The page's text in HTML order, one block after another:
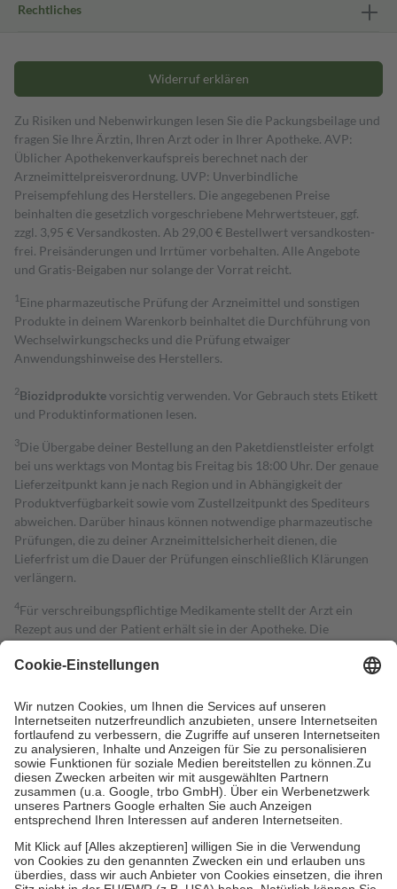
Rechtliches
Widerruf erklären
Zu Risiken und Nebenwirkungen lesen Sie die Packungsbeilage und
fragen Sie Ihre Ärztin, Ihren Arzt oder in Ihrer Apotheke. AVP:
Üblicher Apothekenverkaufspreis berechnet nach der
Arzneimittelpreisverordnung. UVP: Unverbindliche
Preisempfehlung des Herstellers. Die angegebenen Preise
beinhalten die gesetzlich vorgeschriebene Mehrwertsteuer, ggf.
zzgl. 3,95 € Versandkosten. Ab 29,00 € Bestell­wert versand­kosten­
frei. Preisänderungen und Irrtümer vorbehalten. Alle Angebote
und Gratis-Beigaben nur solange der Vorrat reicht.
1 Eine pharmazeutische Prüfung der Arzneimittel und sonstigen
Produkte in deinem Warenkorb beinhaltet die Durchführung von
Wechselwirkungschecks und die Prüfung etwaiger
Anwendungshinweise des Herstellers.
2Biozidproduktevorsichtig verwenden. Vor Gebrauch stets Etikett
und Produktinformationen lesen.
3Die Übergabe deiner Bestellung an den Paketdienstleister erfolgt
bei uns werktags von Montag bis Freitag bis 18:00 Uhr. Der genaue
Lieferzeitpunkt kann je nach Region und in Abhängigkeit der
Produktverfügbarkeit sowie vom Zustellzeitpunkt des Spediteurs
abweichen. Darüber hinaus können notwendige pharmazeutische
Prüfungen, die zu deiner Arzneimittelsicherheit dienen, die
Lieferfrist um die Dauer der Prüfungen einschließlich Klärungen
verlängern.
4Für verschreibungspflichtige Medikamente stellt der Arzt ein
Rezept aus und der Patient erhält sie in der Apotheke. Die
Kosten dafür, der Versicherte trägt einen Teil davon als Zuzahlung
Grundsätzlich leisten Mitglieder Zuzahlungen in Höhe von zehn
Prozent des Abgabepreises,mindestensjedochfünf Euround
höchstens zehn Euro.Es sind jedoch nie mehr als die tatsächlichen
Kosten der Leistung zu entrichten.
Diese Regeln gelten grundsätzlich auch für Online-Apotheken.
Bei Heilmitteln und häuslicher Krankenpflege beträgt die
Zuzahlung zehn Prozent der Kosten sowie zehn Euro je
Um das Engagement der Versicherten für ihre eigene Gesundheit zu
stärken und die besondere Stellung der Familie zu unterstützen,